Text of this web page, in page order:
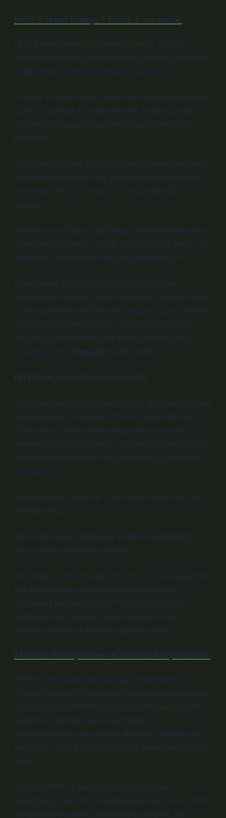
HHV-6 Nasıl Bulaşır? Kritik Kavramlar
HHV-6 nasıl bulaşır? sorusunun cevabı, aslında
virüsün temel biyolojisi ve bulaşma yollarıyla doğrudan
bağlantılı. Bulaşma yolları başlıca şunlardır:
Tükürük ve yakın temas: HHV-6 en sık tükürük yoluyla
bulaşır. Çocuklar arasında öpüşme, ortak oyuncak
kullanımı veya paylaşılan yemek kapları aracılığıyla
yayılabilir.
Kan ve organ nakli: Bağışıklığı baskılanmış bireylerde,
virüs kan veya organ nakli yoluyla aktif hale geçebilir.
Bu durum, virüsün vücutta sessiz kalabileceğini
gösterir.
Vertikal geçiş: Bazı araştırmalar, anneden fetüse geçiş
olasılığını da tartışıyor. Ancak bu yolun nadir olduğu ve
genellikle asemptomatik seyredildiği belirtiliyor.
Mikrobiyoloji literatüründe HHV-6’nın bulaşma
mekanizması ile ilgili yapılan çalışmalar, virüsün immün
sistem üzerindeki etkilerini de ortaya koyuyor. Özellikle
T hücreleri üzerindeki etkisi, hem bağışıklık yanıtını
zayıflatabiliyor hem de diğer enfeksiyonlara zemin
hazırlayabiliyor ( Kaynak: [NCBI, 2022](
HHV-6’nın Sessiz Yayılma Özelliği
Bu virüsün en ilginç yönlerinden biri, çoğu zaman belirti
göstermemesi. İnsanların %70-90’ı çocuklukta HHV-6
ile karşılaşır, ancak sadece küçük bir kısmı ciddi
semptomlar yaşar. Bu durum, virüsün toplumda gizli bir
şekilde dolaşmasına ve fark edilmeden yayılmasına
olanak tanır.
Asemptomatik taşıyıcılar: Çoğu insan virüsü taşır ama
farkında olmaz.
Tekrar aktivasyon: Bağışıklık sistemi zayıfladığında
virüs yeniden aktif hale gelebilir.
Bu noktada sorulması gereken soru: “Günlük yaşamda
fark etmeden bu virüsü başkalarına bulaştırma
ihtimalimiz ne kadar yüksek?” Belki de bu soruyu
kendimize her öpüşme, yemek paylaşımı veya
kalabalık ortamda hatırlamak faydalı olabilir.
Modern Tartışmalar ve Güncel Araştırmalar
HHV-6’nın bulaşmasıyla ilgili güncel tartışmalar,
virüsün nörolojik hastalıklarla ilişkisine kadar uzanıyor.
Bazı çalışmalar, HHV-6’nın multiple skleroz ve kronik
yorgunluk sendromu gibi durumlarda rol
oynayabileceğini öne sürüyor ( Kaynak: [Frontiers in
Neurology, 2021]( Ancak bu alanda kesin kanıtlar hâlâ
sınırlı.
Ayrıca COVID-19 pandemisi sonrası yapılan
araştırmalar, HHV-6’nın reaktivasyonunun uzun COVID
semptomlarıyla ilişkili olabileceğini tartışıyor. Bu,